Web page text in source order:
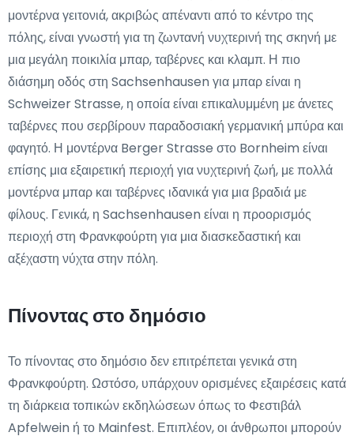
μοντέρνα γειτονιά, ακριβώς απέναντι από το κέντρο της
πόλης, είναι γνωστή για τη ζωντανή νυχτερινή της σκηνή με
μια μεγάλη ποικιλία μπαρ, ταβέρνες και κλαμπ. Η πιο
διάσημη οδός στη Sachsenhausen για μπαρ είναι η
Schweizer Strasse, η οποία είναι επικαλυμμένη με άνετες
ταβέρνες που σερβίρουν παραδοσιακή γερμανική μπύρα και
φαγητό. Η μοντέρνα Berger Strasse στο Bornheim είναι
επίσης μια εξαιρετική περιοχή για νυχτερινή ζωή, με πολλά
μοντέρνα μπαρ και ταβέρνες ιδανικά για μια βραδιά με
φίλους. Γενικά, η Sachsenhausen είναι η προορισμός
περιοχή στη Φρανκφούρτη για μια διασκεδαστική και
αξέχαστη νύχτα στην πόλη.
Πίνοντας στο δημόσιο
Το πίνοντας στο δημόσιο δεν επιτρέπεται γενικά στη
Φρανκφούρτη. Ωστόσο, υπάρχουν ορισμένες εξαιρέσεις κατά
τη διάρκεια τοπικών εκδηλώσεων όπως το Φεστιβάλ
Apfelwein ή το Mainfest. Επιπλέον, οι άνθρωποι μπορούν